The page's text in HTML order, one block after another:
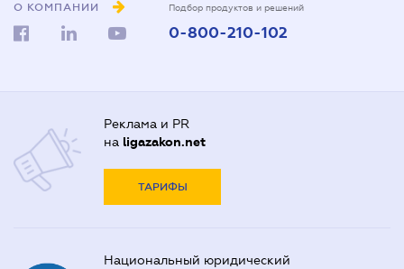
О КОМПАНИИ Подбор продуктов и решений
0-800-210-102
Реклама и PR
на ligazakon.net
ТАРИФЫ
Национальный юридический